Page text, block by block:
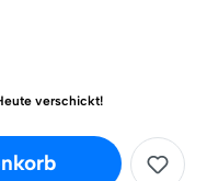
verschickt!